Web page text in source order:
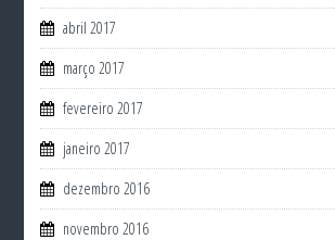
abril 2017
março 2017
fevereiro 2017
janeiro 2017
dezembro 2016
novembro 2016